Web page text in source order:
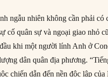
ngẫu nhiên không cần phải
cố quân sự và ngoại giao nhỏ
khi một người lính Anh ở
dân quân địa phương.
chiến dẫn đến nền độc lập